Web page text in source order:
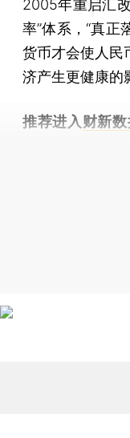
2005年重启汇
率”体系，“真正
货币才会使人民
济产生更健康的
推荐进入 财新